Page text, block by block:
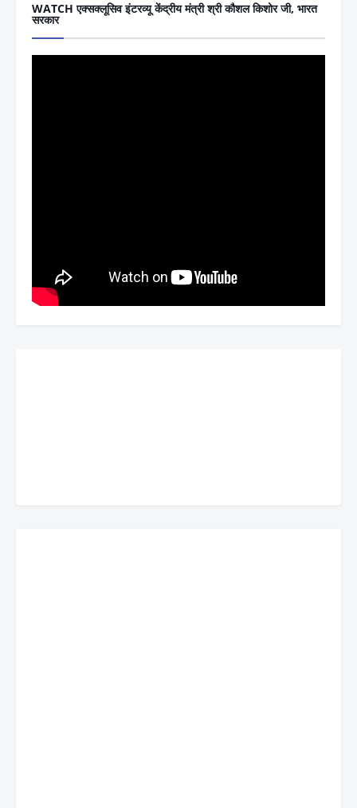
WATCH एक्सक्लूसिव इंटरव्यू केंद्रीय मंत्री श्री कौशल किशोर जी, भारत
सरकार